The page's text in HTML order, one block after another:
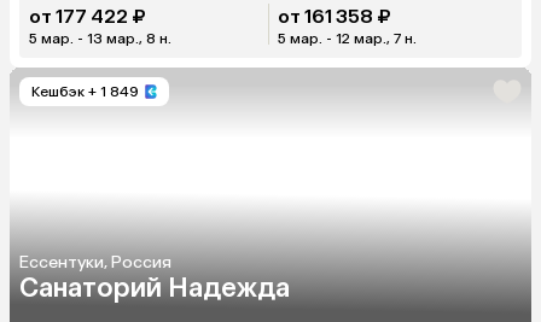
от 177 422 ₽
5 мар. - 13 мар., 8 н.
от 161 358 ₽
5 мар. - 12 мар., 7 н.
Кешбэк + 1 849
Ессентуки, Россия
Санаторий Надежда